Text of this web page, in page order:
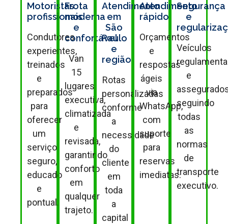
Motoristas
profissionais
Condutores
experientes,
treinados
e
preparados
para
oferecer
um
serviço
seguro,
educado
e
pontual.
Frota
moderna
e
confortável
Van
15
lugares
executiva,
climatizada
e
revisada,
garantindo
conforto
em
qualquer
trajeto.
Atendimento
em
São
Paulo
e
região
Rotas
personalizadas
conforme
a
necessidade
do
cliente
em
toda
a
capital
Atendimento
rápido
Orçamentos
e
respostas
ágeis
via
WhatsApp,
com
suporte
para
reservas
imediatas.
Segurança
e
Veículos
e
seguindo
todas
as
normas
de
transporte
executivo.